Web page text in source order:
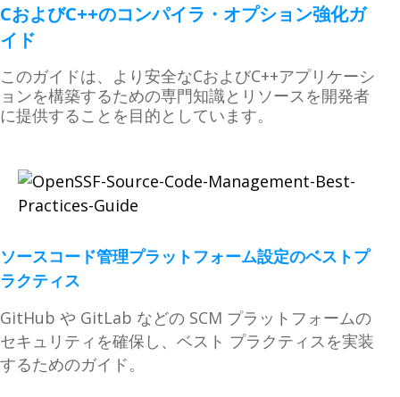
CおよびC++のコンパイラ・オプション強化ガ
イド
このガイドは、より安全なCおよびC++アプリケーシ
ョンを構築するための専門知識とリソースを開発者
に提供することを目的としています。
ソースコード管理プラットフォーム設定のベストプ
ラクティス
GitHub や GitLab などの SCM プラットフォームの
セキュリティを確保し、ベスト プラクティスを実装
するためのガイド。